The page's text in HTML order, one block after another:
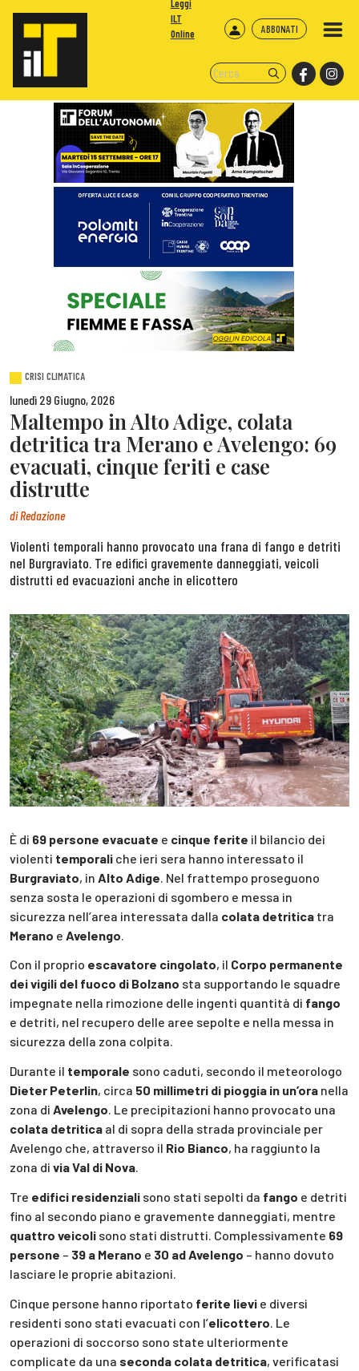
ABBONATI
Leggi
ILT
Online
CRISI CLIMATICA
lunedì 29 Giugno, 2026
Maltempo in Alto Adige, colata
detritica tra Merano e Avelengo: 69
evacuati, cinque feriti e case
distrutte
diRedazione
Violenti temporali hanno provocato una frana di fango e detriti
nel Burgraviato. Tre edifici gravemente danneggiati, veicoli
distrutti ed evacuazioni anche in elicottero
È di 69 persone evacuate e cinque ferite il bilancio dei
violenti temporali che ieri sera hanno interessato il
Burgraviato, in Alto Adige . Nel frattempo proseguono
senza sosta le operazioni di sgombero e messa in
sicurezza nell’area interessata dalla colata detritica tra
Merano e Avelengo
Con il proprio escavatore cingolato, il Corpo permanente
dei vigili del fuoco di Bolzano sta supportando le squadre
impegnate nella rimozione delle ingenti quantità di fango
e detriti, nel recupero delle aree sepolte e nella messa in
sicurezza della zona colpita.
Durante il temporale sono caduti, secondo il meteorologo
Dieter Peterlin, circa 50 millimetri di pioggia in un’ora nella
zona di Avelengo. Le precipitazioni hanno provocato una
colata detritica al di sopra della strada provinciale per
Avelengo che, attraverso il Rio Bianco, ha raggiunto la
zona di via Val di Nova.
Tre edifici residenziali sono stati sepolti da fango e detriti
fino al secondo piano e gravemente danneggiati, mentre
quattro veicoli sono stati distrutti. Complessivamente 69
persone – 39 a Merano e 30 ad Avelengo – hanno dovuto
lasciare le proprie abitazioni.
Cinque persone hanno riportato ferite lievi e diversi
residenti sono stati evacuati con l’elicottero . Le
operazioni di soccorso sono state ulteriormente
complicate da una seconda colata detritica, verificatasi